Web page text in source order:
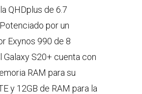
QHDplus de 6.7
por un
Exynos 990 de 8
Galaxy S20+ cuenta con
RAM para su
y 12GB de RAM para la